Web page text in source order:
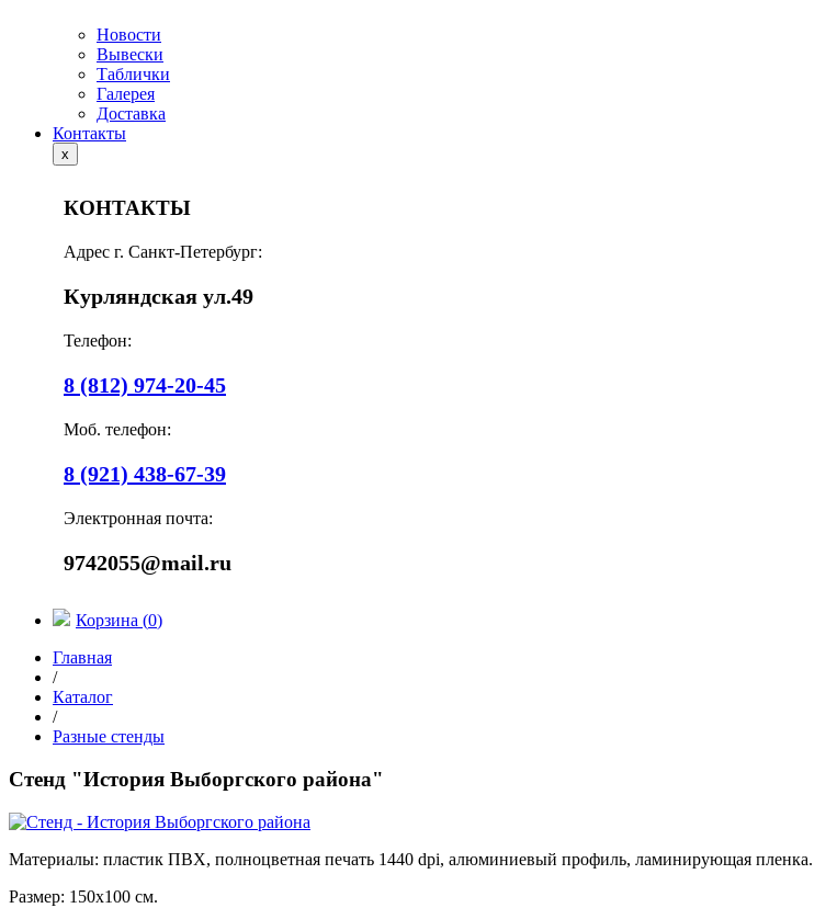
Новости
Вывески
Таблички
Галерея
Доставка
Контакты
x
КОНТАКТЫ
Адрес г. Санкт-Петербург:
Курляндская ул.49
Телефон:
8 (812) 974-20-45
Моб. телефон:
8 (921) 438-67-39
Электронная почта:
9742055@mail.ru
Корзина (0)
Главная
/
Каталог
/
Разные стенды
Стенд "История Выборгского района"
Материалы: пластик ПВХ, полноцветная печать 1440 dpi, алюминиевый профиль, ламинирующая пленка.
Размер: 150х100 см.